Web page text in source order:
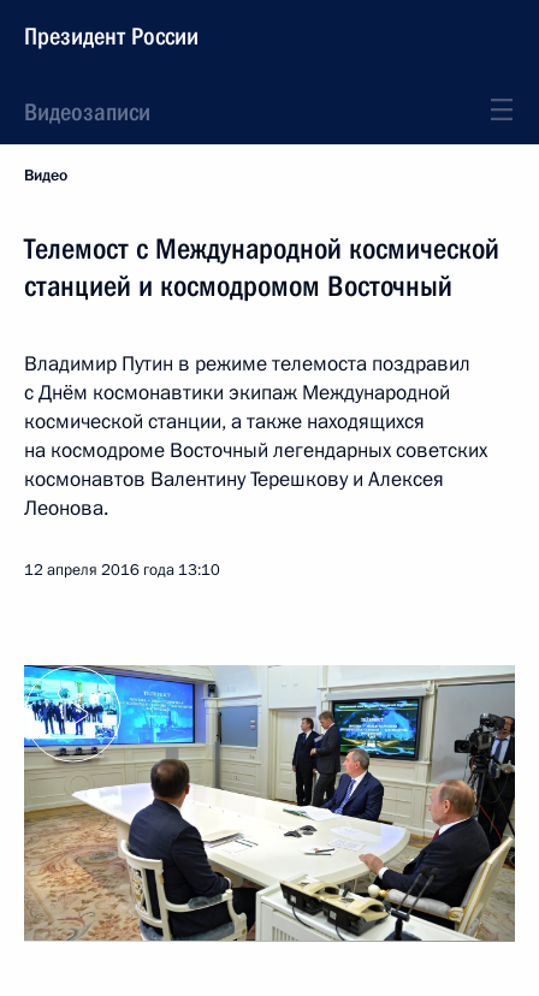
Президент России
Видеозаписи
Видео
Телемост с Международной космической
станцией и космодромом Восточный
Владимир Путин в режиме телемоста поздравил
с Днём космонавтики экипаж Международной
космической станции, а также находящихся
на космодроме Восточный легендарных советских
космонавтов Валентину Терешкову и Алексея
Леонова.
12 апреля 2016 года 13:10